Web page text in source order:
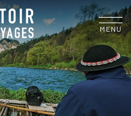
MENU